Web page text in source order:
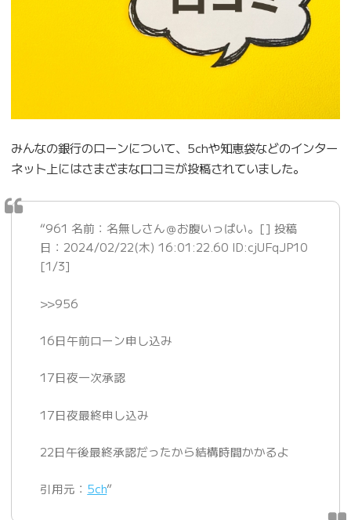
みんなの銀行のローンについて、5chや知恵袋などのインター
ネット上にはさまざまな口コミが投稿されていました。
“961 名前：名無しさん＠お腹いっぱい。[] 投稿
日：2024/02/22(木) 16:01:22.60 ID:cjUFqJP10
[1/3]
>>956
16日午前ローン申し込み
17日夜一次承認
17日夜最終申し込み
22日午後最終承認だったから結構時間かかるよ
引用元： 5ch”